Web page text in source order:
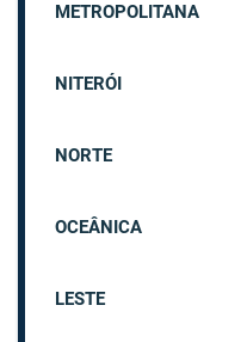
METROPOLITANA
NITERÓI
NORTE
OCEÂNICA
LESTE